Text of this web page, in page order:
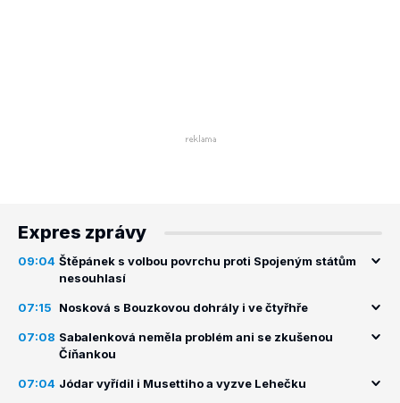
Expres zprávy
09:04 Štěpánek s volbou povrchu proti Spojeným státům
nesouhlasí
07:15 Nosková s Bouzkovou dohrály i ve čtyřhře
07:08 Sabalenková neměla problém ani se zkušenou
Číňankou
07:04 Jódar vyřídil i Musettiho a vyzve Lehečku